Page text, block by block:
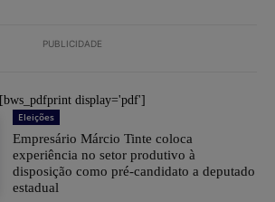
PUBLICIDADE
[bws_pdfprint display='pdf']
Eleições
Empresário Márcio Tinte coloca
experiência no setor produtivo à
disposição como pré-candidato a deputado
estadual